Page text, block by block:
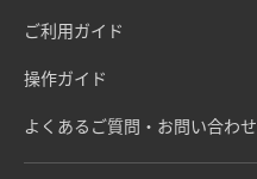
ご利用ガイド
操作ガイド
よくあるご質問・お問い合わせ